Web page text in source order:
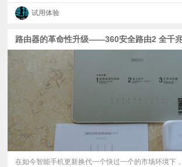
试用体验
路由器的革命性升级——360安全路由2 全千
在如今智能手机更新换代一个快过一个的市场环境下